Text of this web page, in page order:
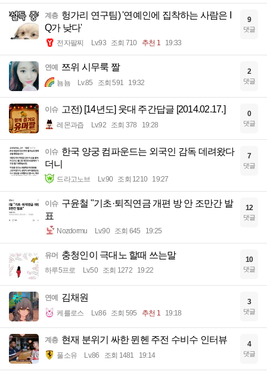
계층 헝가리 연구팀) '연예인에 집착하는 사람은 I
Q가 낮다'
전자팔찌 Lv.93 조회 710 추천 1 19:33
9
댓글
연예 쯔위 시무룩 짤
뇸뇸 Lv.85 조회 591 19:32
2
댓글
이슈 고전) [14년도] 웃대 주간답글 [2014.02.17.]
레몬과즙 Lv.92 조회 378 19:28
0
댓글
이슈 한국 양궁 컴파운드는 외국인 감독 데려왔다
더니
드라고노브 Lv.90 조회 1210 19:27
7
댓글
이슈 구윤철 "기초·퇴직연금 개편 방 안 조만간 발
표
Nozdormu Lv.90 조회 645 19:25
12
댓글
유머 충청인이 극대노 할때 쓰는말
하루5프로 Lv.50 조회 1272 19:22
10
댓글
연예 김채원
케를로스 Lv.86 조회 595 추천 1 19:18
3
댓글
계층 현재 분위기 싸한 뮌헨 주전 수비수 인터뷰
풀소유 Lv.86 조회 1481 19:14
4
댓글